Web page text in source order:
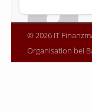
© 2026 IT
Organisation bei